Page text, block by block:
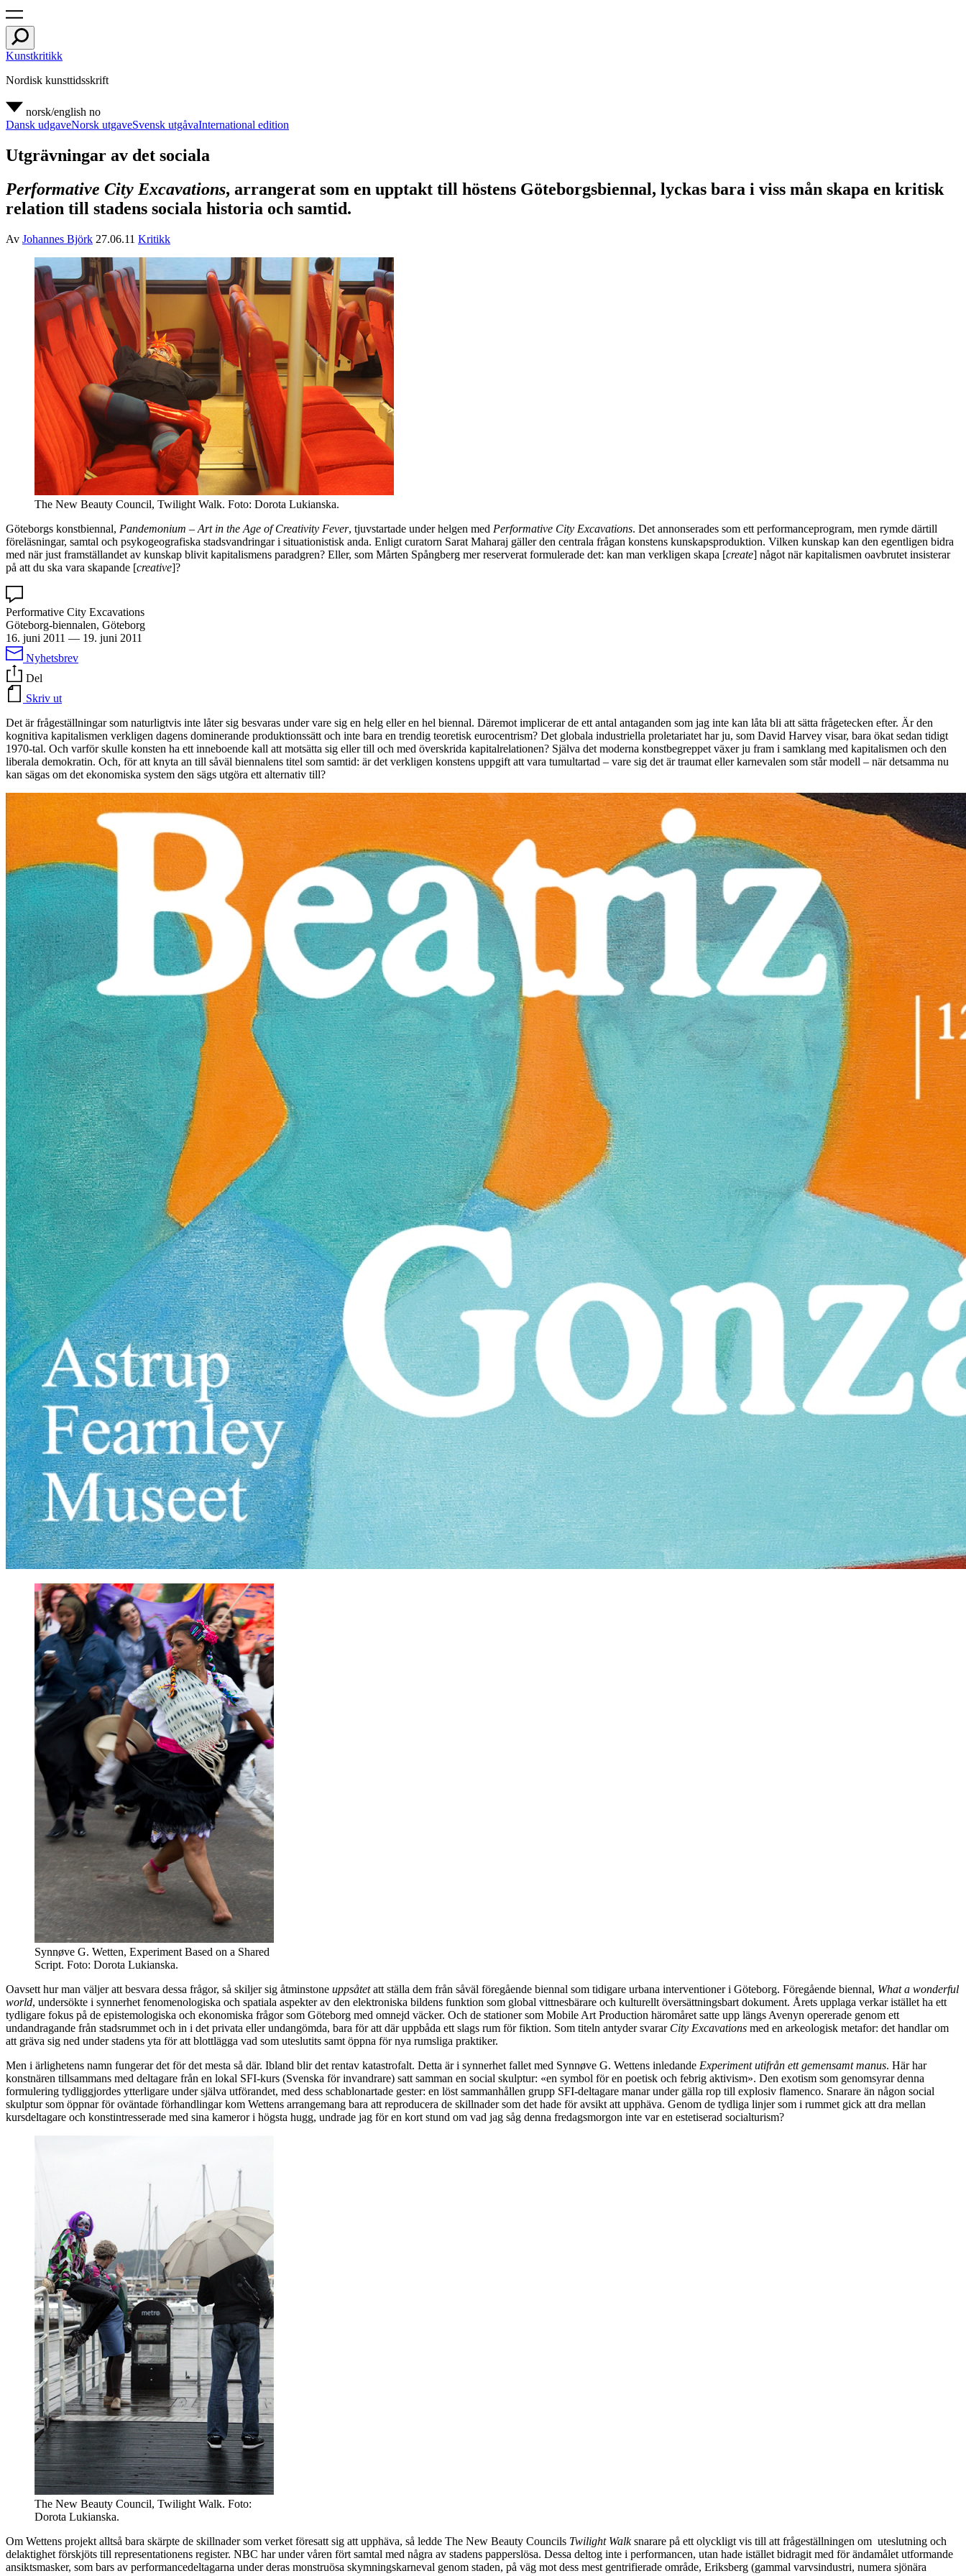
Kunstkritikk
Nordisk kunsttidsskrift
norsk/english no
Dansk udgaveNorsk utgaveSvensk utgåvaInternational edition
Utgrävningar av det sociala
Performative City Excavations, arrangerat som en upptakt till höstens Göteborgsbiennal, lyckas bara i viss mån skapa en kritisk
relation till stadens sociala historia och samtid.
Av Johannes Björk 27.06.11 Kritikk
The New Beauty Council, Twilight Walk. Foto: Dorota Lukianska.
Göteborgs konstbiennal, Pandemonium – Art in the Age of Creativity Fever, tjuvstartade under helgen med Performative City Excavations. Det annonserades som ett performanceprogram, men rymde därtill
föreläsningar, samtal och psykogeografiska stadsvandringar i situationistisk anda. Enligt curatorn Sarat Maharaj gäller den centrala frågan konstens kunskapsproduktion. Vilken kunskap kan den egentligen bidra
med när just framställandet av kunskap blivit kapitalismens paradgren? Eller, som Mårten Spångberg mer reserverat formulerade det: kan man verkligen skapa [create] något när kapitalismen oavbrutet insisterar
på att du ska vara skapande [creative]?
Performative City Excavations
Göteborg-biennalen, Göteborg
16. juni 2011 — 19. juni 2011
Nyhetsbrev
Del
Skriv ut
Det är frågeställningar som naturligtvis inte låter sig besvaras under vare sig en helg eller en hel biennal. Däremot implicerar de ett antal antaganden som jag inte kan låta bli att sätta frågetecken efter. Är den
kognitiva kapitalismen verkligen dagens dominerande produktionssätt och inte bara en trendig teoretisk eurocentrism? Det globala industriella proletariatet har ju, som David Harvey visar, bara ökat sedan tidigt
1970-tal. Och varför skulle konsten ha ett inneboende kall att motsätta sig eller till och med överskrida kapitalrelationen? Själva det moderna konstbegreppet växer ju fram i samklang med kapitalismen och den
liberala demokratin. Och, för att knyta an till såväl biennalens titel som samtid: är det verkligen konstens uppgift att vara tumultartad – vare sig det är traumat eller karnevalen som står modell – när detsamma nu
kan sägas om det ekonomiska system den sägs utgöra ett alternativ till?
Synnøve G. Wetten, Experiment Based on a Shared
Script. Foto: Dorota Lukianska.
Oavsett hur man väljer att besvara dessa frågor, så skiljer sig åtminstone uppsåtetatt ställa dem från såväl föregående biennal som tidigare urbana interventioner i Göteborg. Föregående biennal, What a wonderful
world, undersökte i synnerhet fenomenologiska och spatiala aspekter av den elektroniska bildens funktion som global vittnesbärare och kulturellt översättningsbart dokument. Årets upplaga verkar istället ha ett
tydligare fokus på de epistemologiska och ekonomiska frågor som Göteborg med omnejd väcker. Och de stationer som Mobile Art Production häromåret satte upp längs Avenyn opererade genom ett
undandragande från stadsrummet och in i det privata eller undangömda, bara för att där uppbåda ett slags rum för fiktion. Som titeln antyder svararCity Excavations med en arkeologisk metafor: det handlar om
att gräva sig ned under stadens yta för att blottlägga vad som uteslutits samt öppna för nya rumsliga praktiker.
Men i ärlighetens namn fungerar det för det mesta så där. Ibland blir det rentav katastrofalt. Detta är i synnerhet fallet med Synnøve G. Wettens inledande Experiment utifrån ett gemensamt manus. Här har
konstnären tillsammans med deltagare från en lokal SFI-kurs (Svenska för invandrare) satt samman en social skulptur: «en symbol för en poetisk och febrig aktivism». Den exotism som genomsyrar denna
formulering tydliggjordes ytterligare under själva utförandet, med dess schablonartade gester: en löst sammanhållen grupp SFI-deltagare manar under gälla rop till explosiv flamenco. Snarare än någon social
skulptur som öppnar för oväntade förhandlingar kom Wettens arrangemang bara att reproducera de skillnader som det hade för avsikt att upphäva. Genom de tydliga linjer som i rummet gick att dra mellan
kursdeltagare och konstintresserade med sina kameror i högsta hugg, undrade jag för en kort stund om vad jag såg denna fredagsmorgon inte var en estetiserad socialturism?
The New Beauty Council, Twilight Walk. Foto:
Dorota Lukianska.
Om Wettens projekt alltså bara skärpte de skillnader som verket föresatt sig att upphäva, så ledde The New Beauty Councils Twilight Walksnarare på ett olyckligt vis till att frågeställningen om uteslutning och
delaktighet förskjöts till representationens register. NBC har under våren fört samtal med några av stadens papperslösa. Dessa deltog inte i performancen, utan hade istället bidragit med för ändamålet utformande
ansiktsmasker, som bars av performancedeltagarna under deras monstruösa skymningskarneval genom staden, på väg mot dess mest gentrifierade område, Eriksberg (gammal varvsindustri, numera sjönära